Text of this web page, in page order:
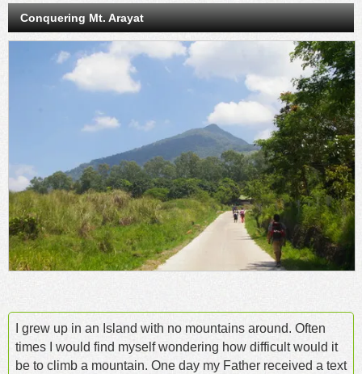
Conquering Mt. Arayat
I grew up in an Island with no mountains around. Often
times I would find myself wondering how difficult would it
be to climb a mountain. One day my Father received a text